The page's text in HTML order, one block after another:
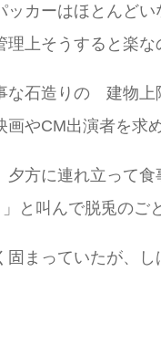
ッカーはほとんど
上そうすると楽
な石造りの 建物上
やCM出演者を求
夕方に連れ立って
と叫んで脱兎のご
まっていたが、